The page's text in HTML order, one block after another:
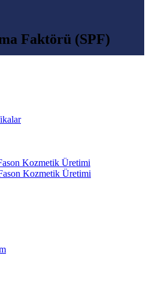
Faktörü (SPF)
Kozmetik Üretimi
Kozmetik Üretimi